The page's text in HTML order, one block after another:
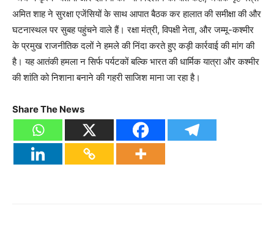
अमित शाह ने सुरक्षा एजेंसियों के साथ आपात बैठक कर हालात की समीक्षा की और
घटनास्थल पर सुबह पहुंचने वाले हैं। रक्षा मंत्री, विपक्षी नेता, और जम्मू-कश्मीर
के प्रमुख राजनीतिक दलों ने हमले की निंदा करते हुए कड़ी कार्रवाई की मांग की
है। यह आतंकी हमला न सिर्फ पर्यटकों बल्कि भारत की धार्मिक यात्रा और कश्मीर
की शांति को निशाना बनाने की गहरी साजिश माना जा रहा है।
Share The News